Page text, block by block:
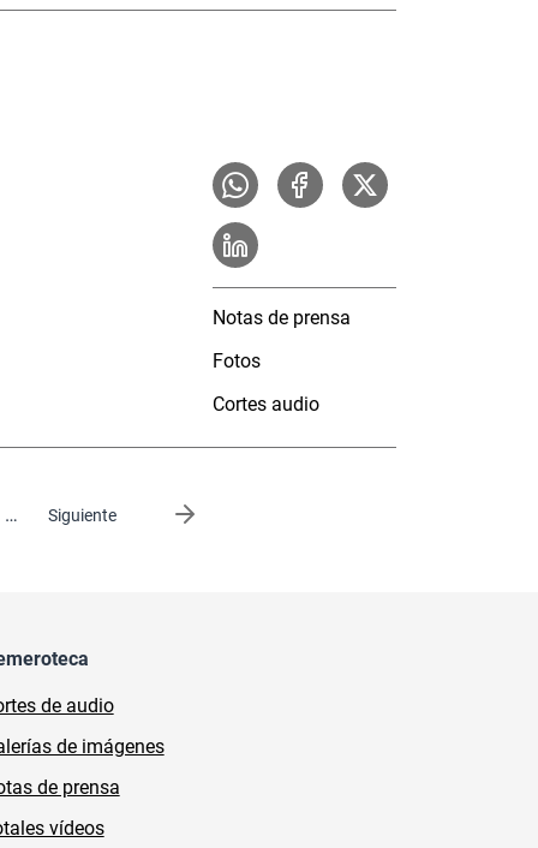
Notas de prensa
Fotos
Cortes audio
… Siguiente
página
de audio
de imágenes
de prensa
vídeos